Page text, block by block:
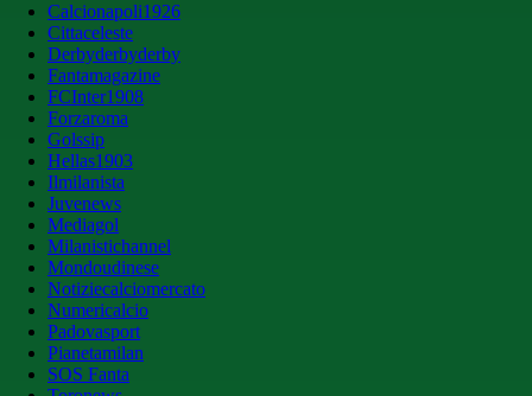
Calcionapoli1926
Cittaceleste
Derbyderbyderby
Fantamagazine
FCInter1908
Forzaroma
Golssip
Hellas1903
Ilmilanista
Juvenews
Mediagol
Milanistichannel
Mondoudinese
Notiziecalciomercato
Numericalcio
Padovasport
Pianetamilan
SOS Fanta